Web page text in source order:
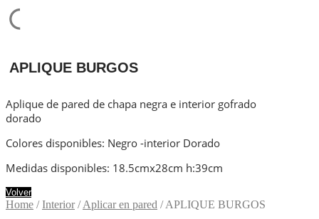
APLIQUE BURGOS
Aplique de pared de chapa negra e interior gofrado
dorado
Colores disponibles: Negro -interior Dorado
Medidas disponibles: 18.5cmx28cm h:39cm
Volver
Home /Interior/Aplicar en pared / APLIQUE BURGOS